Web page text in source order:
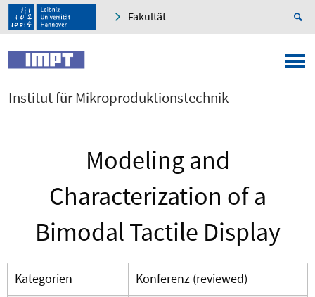
Fakultät
Institut für Mikroproduktionstechnik
Modeling and
Characterization of a
Bimodal Tactile Display
Kategorien
Konferenz (reviewed)